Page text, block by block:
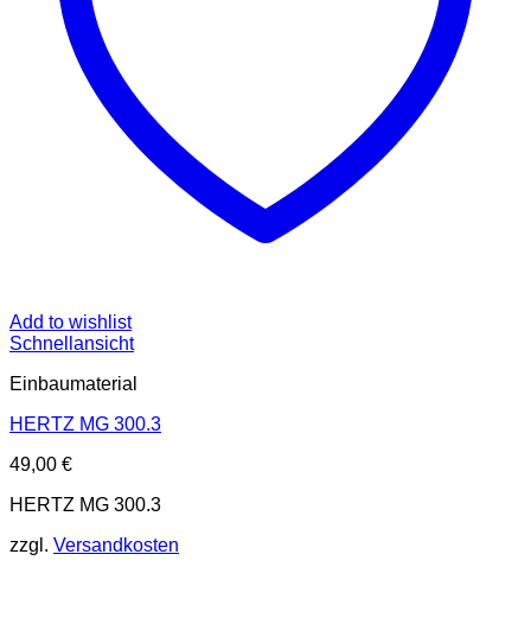
Add to wishlist
Schnellansicht
Einbaumaterial
HERTZ MG 300.3
49,00 €
HERTZ MG 300.3
zzgl. Versandkosten